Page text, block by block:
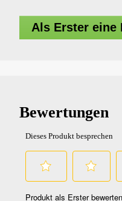
Als Erster eine